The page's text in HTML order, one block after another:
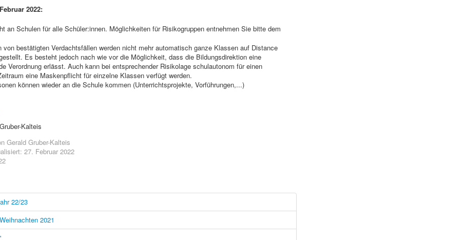
2022:
an Schulen für alle Schüler:innen. Möglichkeiten für Risikogruppen entnehmen Sie bitte dem
von bestätigten Verdachtsfällen werden nicht mehr automatisch ganze Klassen auf Distance
Es besteht jedoch nach wie vor die Möglichkeit, dass die Bildungsdirektion eine
Verordnung erlässt. Auch kann bei entsprechender Risikolage schulautonom für einen
eine Maskenpflicht für einzelne Klassen verfügt werden.
können wieder an die Schule kommen (Unterrichtsprojekte, Vorführungen,...)
Kalteis
Gerald Gruber-Kalteis
27. Februar 2022
22/23
2021